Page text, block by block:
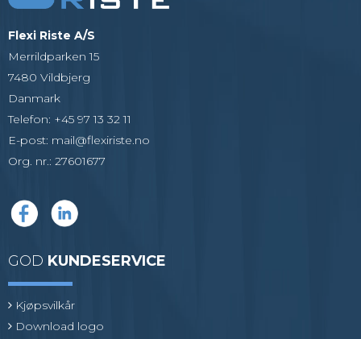
Flexi Riste A/S
Merrildparken 15
7480 Vildbjerg
Danmark
Telefon: +45 97 13 32 11
E-post: mail@flexiriste.no
Org. nr. : 27601677
GOD KUNDESERVICE
Kjøpsvilkår
Download logo